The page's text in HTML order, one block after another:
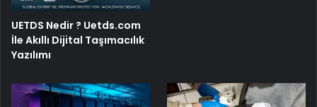
UETDS Nedir ? Uetds.com
İle Akıllı Dijital Taşımacılık
Yazılımı